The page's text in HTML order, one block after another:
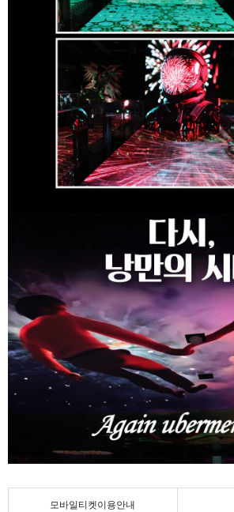
모바일티켓이용안내